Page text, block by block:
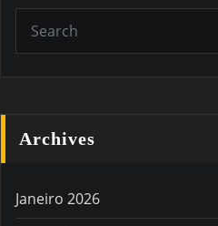
Archives
Janeiro 2026